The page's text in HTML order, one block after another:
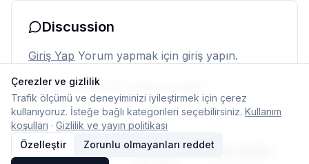
Discussion
Giriş Yap Yorum yapmak için giriş yapın.
Henüz yorum yok. İlk yorumu siz yapın.
© 2026 TypelishAna SayfaEkipİletişimÇerez ayarları
Çerezler ve gizlilik
Trafik ölçümü ve deneyiminizi iyileştirmek için çerez
kullanıyoruz. İsteğe bağlı kategorileri seçebilirsiniz. Kullanım
koşulları · Gizlilik ve yayın politikası
Özelleştir
Zorunlu olmayanları reddet